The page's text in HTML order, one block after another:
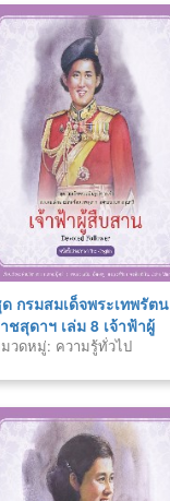
กรมสมเด็จพระเทพรัตน
ชสุดาฯ เล่ม 8 เจ้าฟ้าผู้
สาน
วดหมู่: ความรู้ทั่วไป